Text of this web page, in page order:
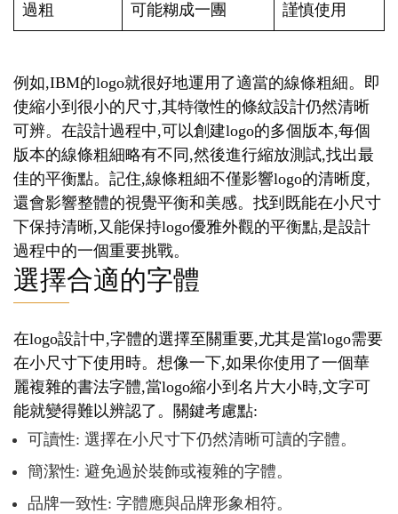
過粗 可能糊成一團 謹慎使用
例如,IBM的logo就很好地運用了適當的線條粗細。即
使縮小到很小的尺寸,其特徵性的條紋設計仍然清晰
可辨。在設計過程中,可以創建logo的多個版本,每個
版本的線條粗細略有不同,然後進行縮放測試,找出最
佳的平衡點。記住,線條粗細不僅影響logo的清晰度,
還會影響整體的視覺平衡和美感。找到既能在小尺寸
下保持清晰,又能保持logo優雅外觀的平衡點,是設計
過程中的一個重要挑戰。
選擇合適的字體
在logo設計中,字體的選擇至關重要,尤其是當logo需要
在小尺寸下使用時。想像一下,如果你使用了一個華
麗複雜的書法字體,當logo縮小到名片大小時,文字可
能就變得難以辨認了。關鍵考慮點:
可讀性: 選擇在小尺寸下仍然清晰可讀的字體。
簡潔性: 避免過於裝飾或複雜的字體。
品牌一致性: 字體應與品牌形象相符。